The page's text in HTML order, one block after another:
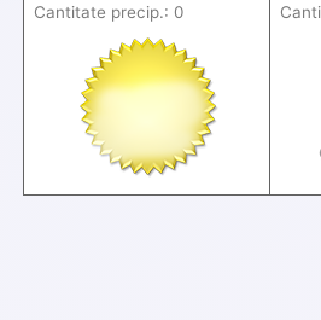
Cantitate precip.: 0